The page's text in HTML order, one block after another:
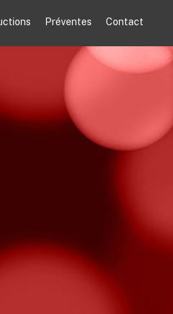
Préventes Contact